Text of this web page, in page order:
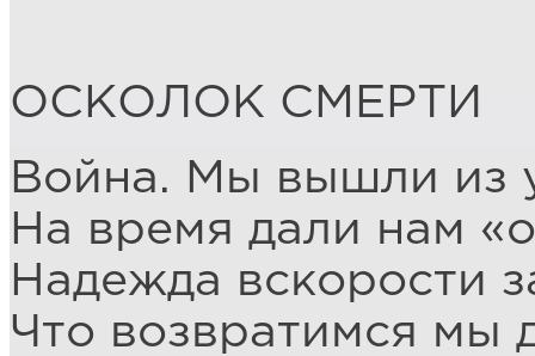
ОСКОЛОК СМЕРТИ
Война. Мы вышли из
На время дали нам
Надежда вскорости
Что возвратимся мы